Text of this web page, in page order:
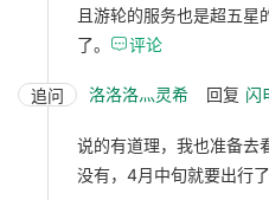
且游轮的服务也是超五星
了。 评论
追问 洛洛洛灬灵希 回复 闪
说的有道理，我也准备去
没有，4月中旬就要出行了